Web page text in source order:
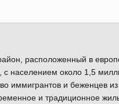
расположенный в
населением около 1,5
иммигрантов и беженцев из
и традиционное